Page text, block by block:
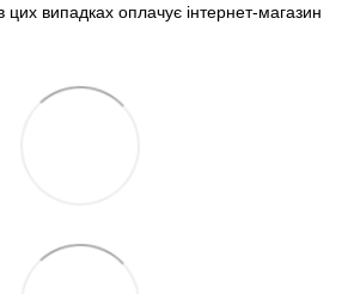
цих випадках оплачує інтернет-магазин